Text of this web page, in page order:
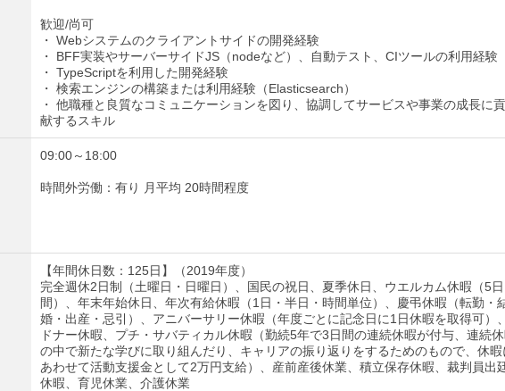
歓迎/尚可
・ Webシステムのクライアントサイドの開発経験
・ BFF実装やサーバーサイドJS（nodeなど）、自動テスト、CIツールの利用経験
・ TypeScriptを利用した開発経験
・ 検索エンジンの構築または利用経験（Elasticsearch）
・ 他職種と良質なコミュニケーションを図り、協調してサービスや事業の成長に貢
献するスキル
09:00～18:00
時間外労働：有り 月平均 20時間程度
【年間休日数：125日】（2019年度）
完全週休2日制（土曜日・日曜日）、国民の祝日、夏季休日、ウエルカム休暇（5日
間）、年末年始休日、年次有給休暇（1日・半日・時間単位）、慶弔休暇（転勤・
婚・出産・忌引）、アニバーサリー休暇（年度ごとに記念日に1日休暇を取得可）
ドナー休暇、プチ・サバティカル休暇（勤続5年で3日間の連続休暇が付与、連続
の中で新たな学びに取り組んだり、キャリアの振り返りをするためのもので、休暇
あわせて活動支援金として2万円支給）、産前産後休業、積立保存休暇、裁判員出
休暇、育児休業、介護休業